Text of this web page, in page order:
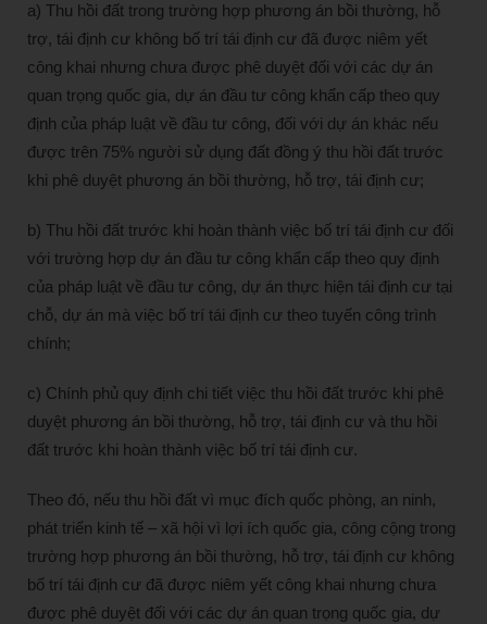
a) Thu hồi đất trong trường hợp phương án bồi thường, hỗ
trợ, tái định cư không bố trí tái định cư đã được niêm yết
công khai nhưng chưa được phê duyệt đối với các dự án
quan trọng quốc gia, dự án đầu tư công khẩn cấp theo quy
định của pháp luật về đầu tư công, đối với dự án khác nếu
được trên 75% người sử dụng đất đồng ý thu hồi đất trước
khi phê duyệt phương án bồi thường, hỗ trợ, tái định cư;
b) Thu hồi đất trước khi hoàn thành việc bố trí tái định cư đối
với trường hợp dự án đầu tư công khẩn cấp theo quy định
của pháp luật về đầu tư công, dự án thực hiện tái định cư tại
chỗ, dự án mà việc bố trí tái định cư theo tuyến công trình
chính;
c) Chính phủ quy định chi tiết việc thu hồi đất trước khi phê
duyệt phương án bồi thường, hỗ trợ, tái định cư và thu hồi
đất trước khi hoàn thành việc bố trí tái định cư.
Theo đó, nếu thu hồi đất vì mục đích quốc phòng, an ninh,
phát triển kinh tế – xã hội vì lợi ích quốc gia, công cộng trong
trường hợp phương án bồi thường, hỗ trợ, tái định cư không
bố trí tái định cư đã được niêm yết công khai nhưng chưa
được phê duyệt đối với các dự án quan trọng quốc gia, dự